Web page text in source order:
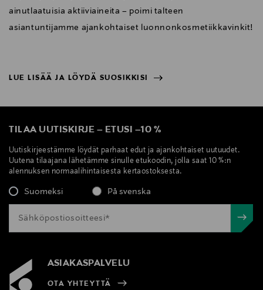
ainutlaatuisia aktiiviaineita – poimi talteen
asiantuntijamme ajankohtaiset luonnonkosmetiikkavinkit!
LUE LISÄÄ JA LÖYDÄ SUOSIKKISI
TILAA UUTISKIRJE – ETUSI –10 %
Uutiskirjeestämme löydät parhaat edut ja ajankohtaiset uutuudet.
Uutena tilaajana lähetämme sinulle etukoodin, jolla saat 10 %:n
alennuksen normaalihintaisesta kertaostoksesta.
Suomeksi På svenska
ASIAKASPALVELU
OTA YHTEYTTÄ